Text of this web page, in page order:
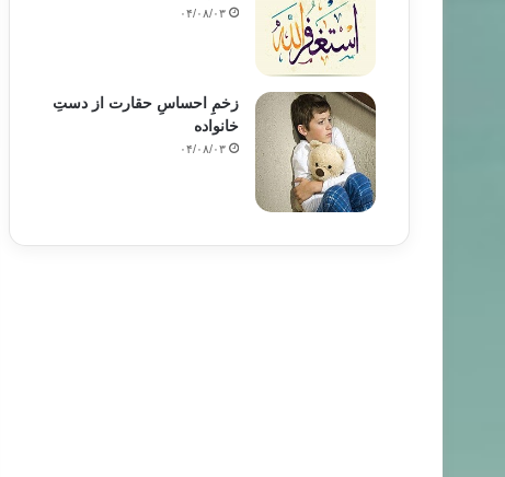
۰۴/۰۸/۰۳
زخمِ احساسِ حقارت از دستِ
خانواده
۰۴/۰۸/۰۳